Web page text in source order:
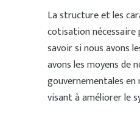
La structure et les
cotisation nécessaire
savoir si nous avons
avons les moyens de
gouvernementales
visant à améliorer le